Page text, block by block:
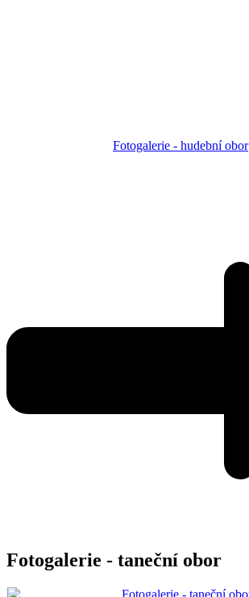
Fotogalerie - hudební obor
Fotogalerie - taneční obor